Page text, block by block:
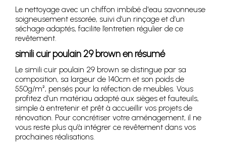
Le nettoyage avec un chiffon imbibé d'eau savonneuse
soigneusement essorée, suivi d’un rinçage et d’un
séchage adaptés, facilite l’entretien régulier de ce
revêtement.
simili cuir poulain 29 brown en résumé
Le simili cuir poulain 29 brown se distingue par sa
composition, sa largeur de 140cm et son poids de
550g/m², pensés pour la réfection de meubles. Vous
profitez d’un matériau adapté aux sièges et fauteuils,
simple à entretenir et prêt à accueillir vos projets de
rénovation. Pour concrétiser votre aménagement, il ne
vous reste plus qu’à intégrer ce revêtement dans vos
prochaines réalisations.